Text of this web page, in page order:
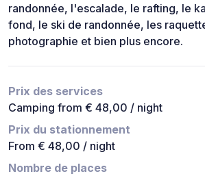
randonnée, l'escalade, le rafting, le
fond, le ski de randonnée, les
photographie et bien plus encore.
Prix des services
Camping from € 48,00 / night
Prix du stationnement
From € 48,00 / night
Nombre de places